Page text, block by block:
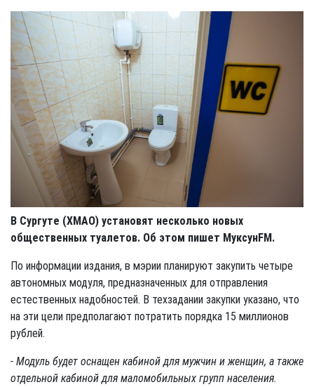
В Сургуте (ХМАО) установят несколько новых
общественных туалетов. Об этом пишет МуксунFM.
По информации издания, в мэрии планируют закупить четыре
автономных модуля, предназначенных для отправления
естественных надобностей. В техзадании закупки указано, что
на эти цели предполагают потратить порядка 15 миллионов
рублей.
- Модуль будет оснащен кабиной для мужчин и женщин, а также
отдельной кабиной для маломобильных групп населения.